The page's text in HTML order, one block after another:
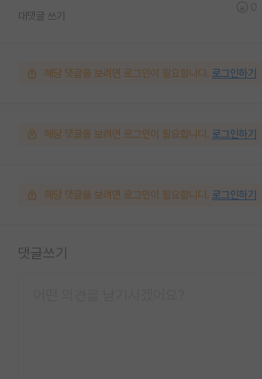
대댓글 쓰기
해당 댓글을 보려면 로그인이 필요합니다. 로그인하기
해당 댓글을 보려면 로그인이 필요합니다. 로그인하기
해당 댓글을 보려면 로그인이 필요합니다. 로그인하기
댓글쓰기